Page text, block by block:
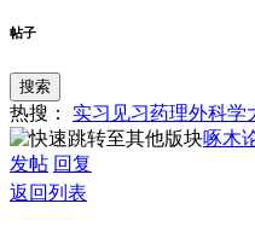
帖子
搜索
热搜： 实习 见习药理外科学
啄木
发帖 回复
返回列表